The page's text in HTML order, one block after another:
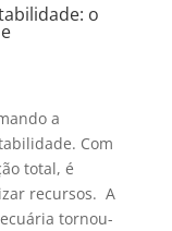
o
a
Com
total, é
recursos. A
tornou-